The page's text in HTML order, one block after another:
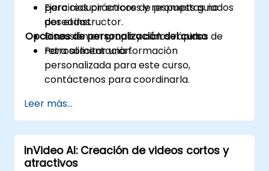
para reducir errores y respuestas no
deseadas.
Ejercicios prácticos de prompts guiados
por el instructor.
Discusión en grupo y ciclos rápidos de
retroalimentación.
Opciones de personalización del curso
Para solicitar una formación
personalizada para este curso,
contáctenos para coordinarla.
Leer más...
InVideo AI: Creación de videos cortos y
atractivos